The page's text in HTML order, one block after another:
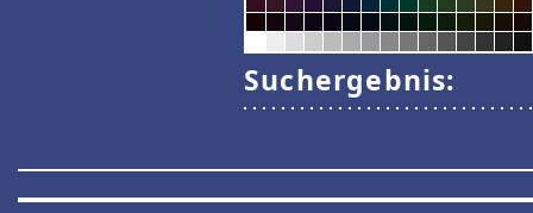
Suchergebnis: